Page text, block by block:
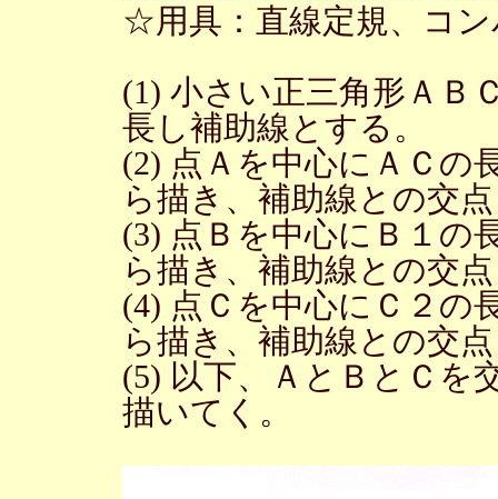
☆用具：直線定規、コ
(1) 小さい正三角形ＡＢ
長し補助線とする。
(2) 点Ａを中心にＡＣの
ら描き、補助線との交
(3) 点Ｂを中心にＢ１の
ら描き、補助線との交
(4) 点Ｃを中心にＣ２の
ら描き、補助線との交
(5) 以下、ＡとＢとＣを
描いてく。